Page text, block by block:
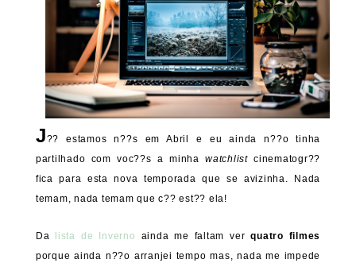
J?? estamos n??s em Abril e eu ainda n??o tinha
partilhado com voc??s a minhawatchlistcinematogr??
fica para esta nova temporada que se avizinha. Nada
temam, nada temam que c?? est?? ela!
Da lista de Inverno ainda me faltam verquatro filmes
porque ainda n??o arranjei tempo mas, nada me impede